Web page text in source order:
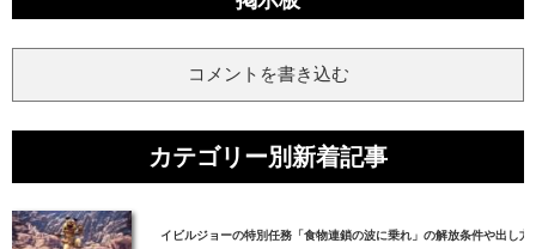
コメントを書き込む
カテゴリー別新着記事
イビルジョーの特別任務「食物連鎖の波に乗れ」の解放条件や出し